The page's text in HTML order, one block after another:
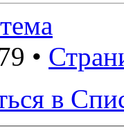
•
в